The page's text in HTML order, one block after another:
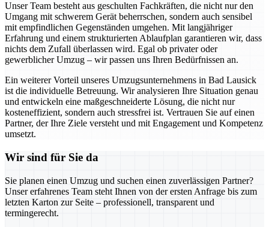
Unser Team besteht aus geschulten Fachkräften, die nicht nur den
Umgang mit schwerem Gerät beherrschen, sondern auch sensibel
mit empfindlichen Gegenständen umgehen. Mit langjähriger
Erfahrung und einem strukturierten Ablaufplan garantieren wir, dass
nichts dem Zufall überlassen wird. Egal ob privater oder
gewerblicher Umzug – wir passen uns Ihren Bedürfnissen an.
Ein weiterer Vorteil unseres Umzugsunternehmens in Bad Lausick
ist die individuelle Betreuung. Wir analysieren Ihre Situation genau
und entwickeln eine maßgeschneiderte Lösung, die nicht nur
kosteneffizient, sondern auch stressfrei ist. Vertrauen Sie auf einen
Partner, der Ihre Ziele versteht und mit Engagement und Kompetenz
umsetzt.
Wir sind für Sie da
Sie planen einen Umzug und suchen einen zuverlässigen Partner?
Unser erfahrenes Team steht Ihnen von der ersten Anfrage bis zum
letzten Karton zur Seite – professionell, transparent und
termingerecht.